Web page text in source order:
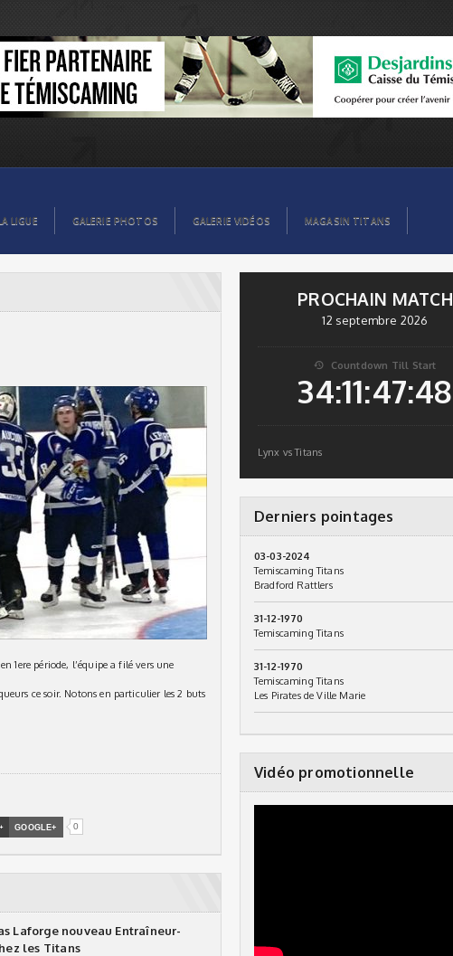
LIGUE GALERIE PHOTOS GALERIE VIDÉOS MAGASIN TITANS
1ere période, l’équipe a filé vers une
ce soir. Notons en particulier les 2 buts
GOOGLE+ 0
Laforge nouveau Entraîneur-
les Titans
PROCHAIN MATCH
12 septembre 2026
 Countdown Till Start
34:11:47:47
Lynx vs Titans
Derniers pointages
03-03-2024
Temiscaming Titans
Bradford Rattlers
31-12-1970
Temiscaming Titans
31-12-1970
Temiscaming Titans
Les Pirates de Ville Marie
Vidéo promotionnelle